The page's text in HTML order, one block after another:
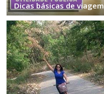
Dicas básicas de viagem